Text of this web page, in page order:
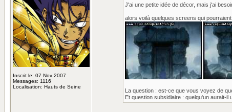
Inscrit le: 07 Nov 2007
Messages: 1116
Localisation: Hauts de Seine
J'ai une petite idée de décor, mais j'ai
alors voilà quelques screens qui
La question : est-ce que vous voyez de
Et question subsidiaire : quelqu'un aurait-